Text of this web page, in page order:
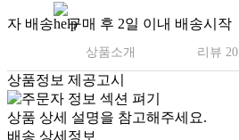
자 배송 구매 후 2일 이내 배송시작
상품소개 리뷰 20
상품정보 제공고시
상품 상세 설명을 참고해주세요.
배송 상세정보